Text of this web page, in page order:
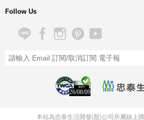
Follow Us
26/08/09
本站為忠泰生活開發(股)公司所屬線上